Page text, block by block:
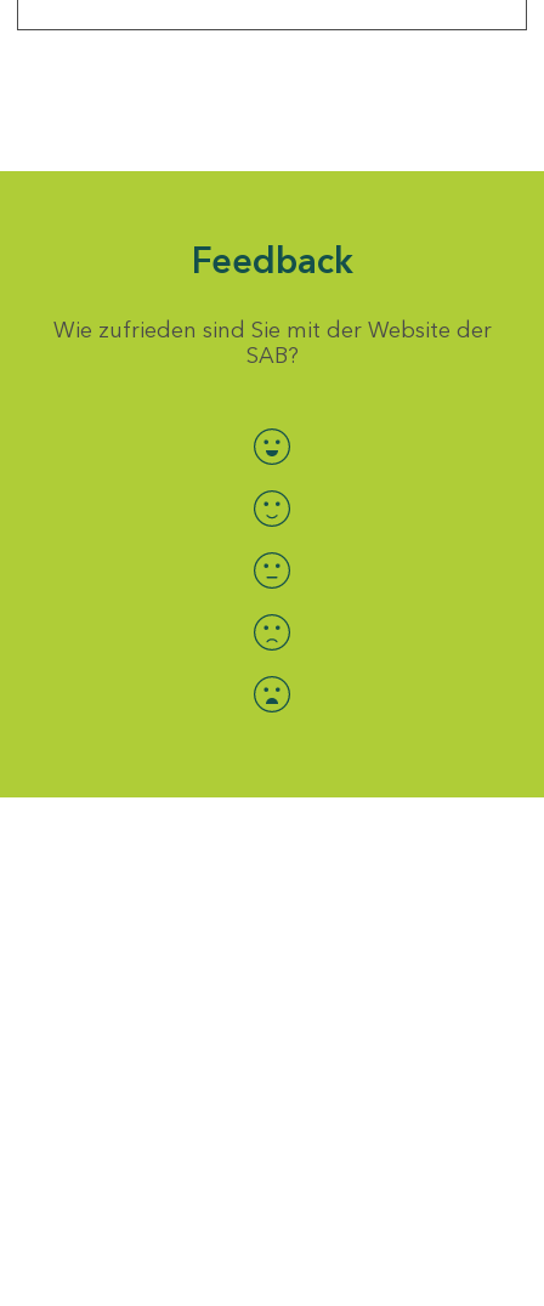
Feedback
Wie zufrieden sind Sie mit der Website der
SAB?
Bewertung auswählen